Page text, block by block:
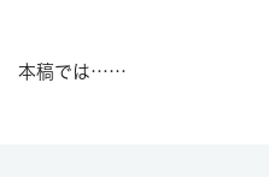
本稿では……